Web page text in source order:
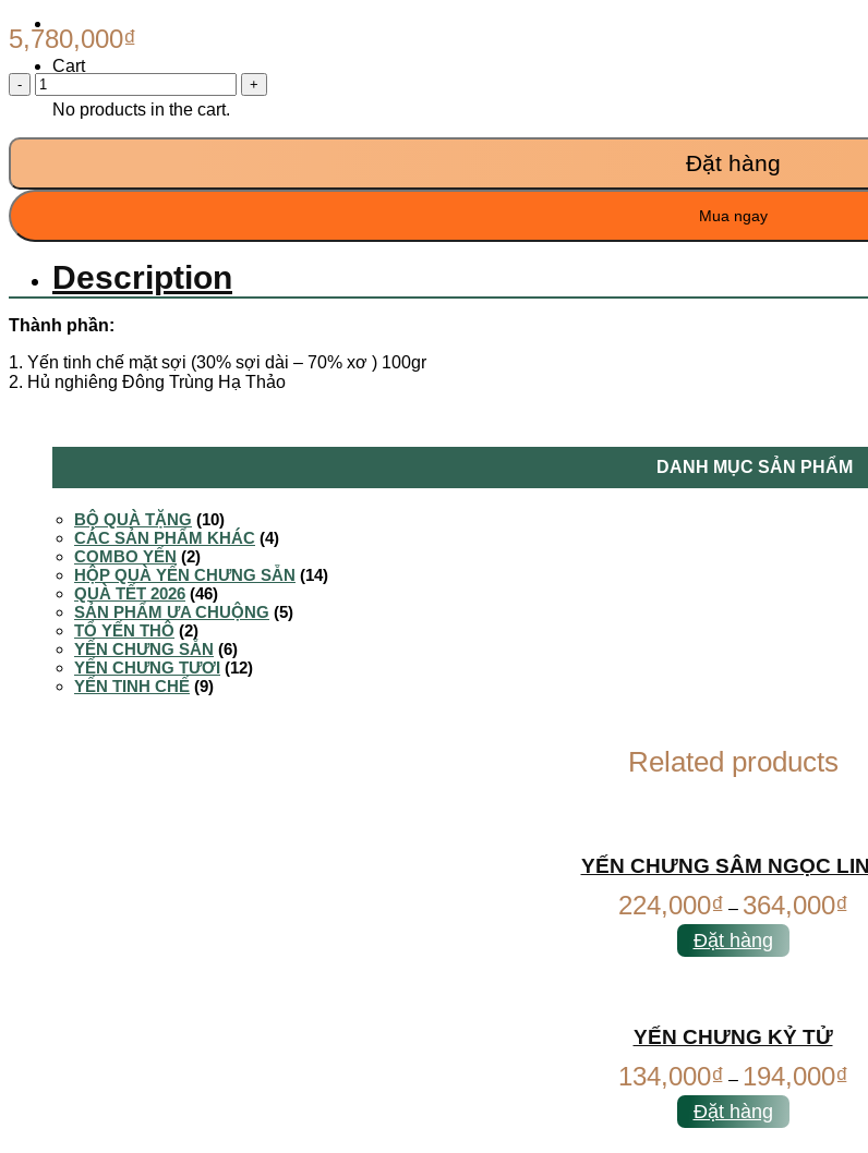
Cart
No products in the cart.
5,780,000₫
XUÂN
GIA
YẾN
016
Đặt hàng
Mua ngay
Description
Thành phần:
1. Yến tinh chế mặt sợi (30% sợi dài – 70% xơ ) 100gr
2. Hủ nghiêng Đông Trùng Hạ Thảo
DANH MỤC SẢN PHẨM
BỘ QUÀ TẶNG (10)
CÁC SẢN PHẨM KHÁC (4)
COMBO YẾN (2)
HỘP QUÀ YẾN CHƯNG SẴN (14)
QUÀ TẾT 2026 (46)
SẢN PHẨM ƯA CHUỘNG (5)
TỔ YẾN THÔ (2)
YẾN CHƯNG SẴN (6)
YẾN CHƯNG TƯƠI (12)
YẾN TINH CHẾ (9)
Related products
YẾN CHƯNG SÂM NGỌC
224,000₫ – 364,000₫
Đặt hàng
YẾN CHƯNG KỶ TỬ
134,000₫ – 194,000₫
Đặt hàng